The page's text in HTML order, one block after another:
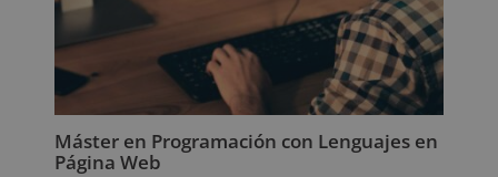
Máster en Programación con Lenguajes en
Página Web